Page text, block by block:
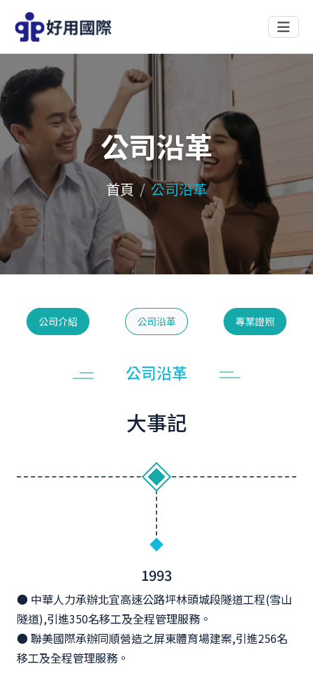
公司沿革
首頁 公司沿革
公司介紹 公司沿革 專業證照
公司沿革
大事記
1993
● 中華人力承辦北宜高速公路坪林頭城段隧道工程(雪山
隧道),引進350名移工及全程管理服務。
● 聯美國際承辦同順營造之屏東體育場建案,引進256名
移工及全程管理服務。